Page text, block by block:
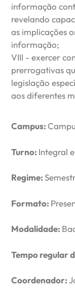
informação
revelando
as implicações
informação;
VIII - exercer
prerrogativas
legislação
aos diferentes
Campus:
Turno: Integral
Regime:
Formato:
Modalidade:
Tempo regular
Coordenador: